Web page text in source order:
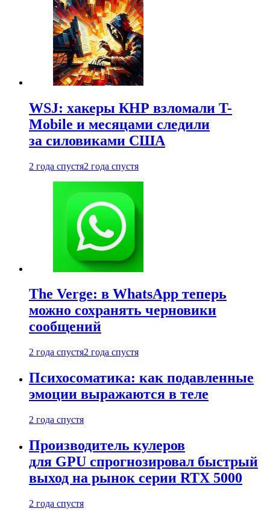
WSJ: хакеры КНР взломали T-
Mobile и месяцами следили
за силовиками США
2 года спустя2 года спустя
The Verge: в WhatsApp теперь
можно сохранять черновики
сообщений
2 года спустя2 года спустя
Психосоматика: как подавленные
эмоции выражаются в теле
2 года спустя
Производитель кулеров
для GPU спрогнозировал быстрый
выход на рынок серии RTX 5000
2 года спустя